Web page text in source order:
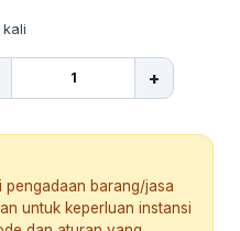
kali
+
pengadaan barang/jasa
untuk keperluan instansi